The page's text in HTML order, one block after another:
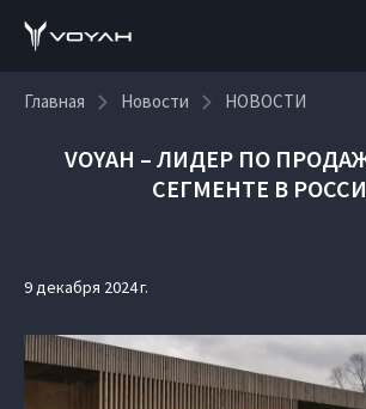
Главная Новости НОВОСТИ
VOYAH – ЛИДЕР ПО
СЕГМЕНТЕ В
9 декабря 2024 г.